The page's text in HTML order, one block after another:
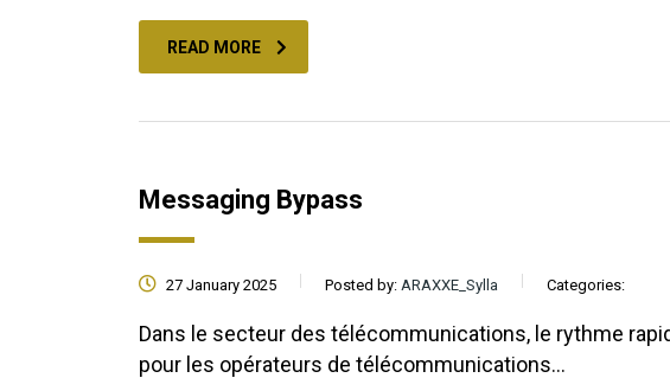
READ MORE
Messaging Bypass
27 January 2025 Posted by: ARAXXE_Sylla Categories:
Dans le secteur des télécommunications, le rythme
pour les opérateurs de télécommunications…